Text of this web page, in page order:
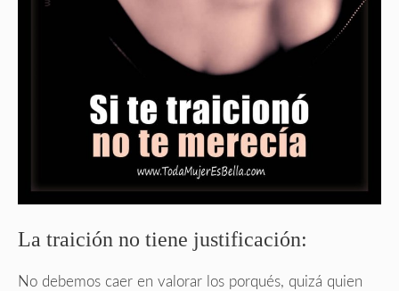
La traición no tiene justificación:
No debemos caer en valorar los porqués, quizá quien